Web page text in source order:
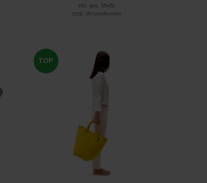
inkl. ges. MwSt.
zzgl.Versandkosten
TOP